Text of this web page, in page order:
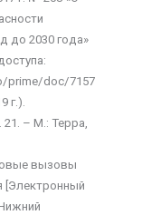
до 2030 года»
prime/doc/7157
г.).
– М.: Терра,
вызовы
[Электронный